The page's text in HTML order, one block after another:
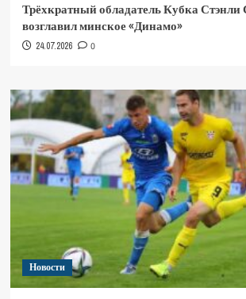
Трёхкратный обладатель Кубка
возглавил минское «Динамо»
24.07.2026 0
Новости